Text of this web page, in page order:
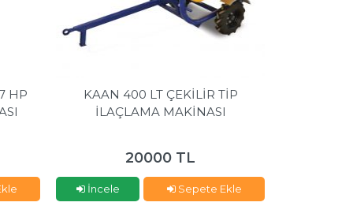
HP
KAAN 400 LT ÇEKİLİR TİP
İLAÇLAMA MAKİNASI
20000 TL
İncele Sepete Ekle